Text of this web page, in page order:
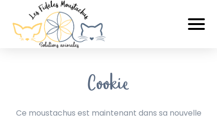
Cookie
Ce moustachus est maintenant dans sa nouvelle